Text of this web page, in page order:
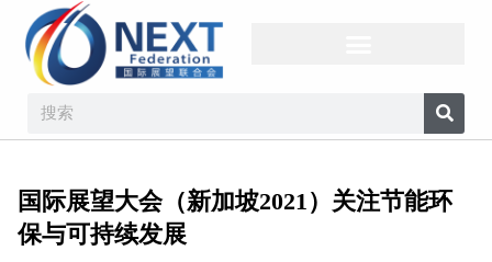
国际展望大会（新加坡2021）关注节能环
保与可持续发展